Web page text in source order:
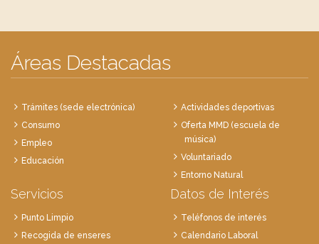
Áreas Destacadas
Trámites (sede electrónica)
Consumo
Empleo
Educación
Actividades deportivas
Oferta MMD (escuela de
música)
Voluntariado
Entorno Natural
Servicios
Punto Limpio
Recogida de enseres
Datos de Interés
Teléfonos de interés
Calendario Laboral